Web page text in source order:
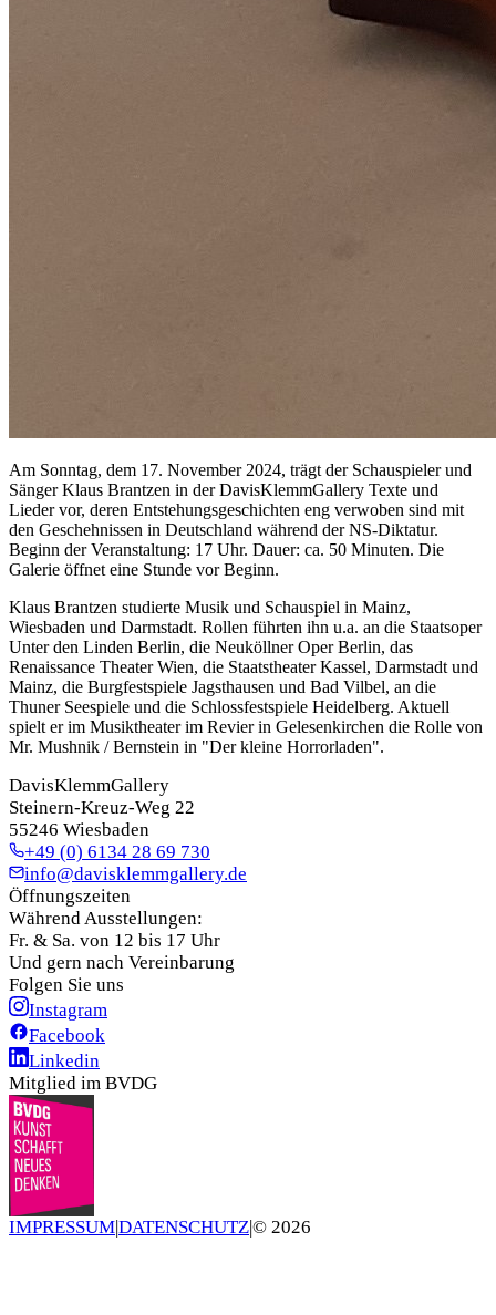
Am Sonntag, dem 17. November 2024, trägt der Schauspieler und
Sänger Klaus Brantzen in der DavisKlemmGallery Texte und
Lieder vor, deren Entstehungsgeschichten eng verwoben sind mit
den Geschehnissen in Deutschland während der NS-Diktatur.
Beginn der Veranstaltung: 17 Uhr. Dauer: ca. 50 Minuten. Die
Galerie öffnet eine Stunde vor Beginn.
Klaus Brantzen studierte Musik und Schauspiel in Mainz,
Wiesbaden und Darmstadt. Rollen führten ihn u.a. an die Staatsoper
Unter den Linden Berlin, die Neuköllner Oper Berlin, das
Renaissance Theater Wien, die Staatstheater Kassel, Darmstadt und
Mainz, die Burgfestspiele Jagsthausen und Bad Vilbel, an die
Thuner Seespiele und die Schlossfestspiele Heidelberg. Aktuell
spielt er im Musiktheater im Revier in Gelesenkirchen die Rolle von
Mr. Mushnik / Bernstein in "Der kleine Horrorladen".
DavisKlemmGallery
Steinern-Kreuz-Weg 22
55246 Wiesbaden
+49 (0) 6134 28 69 730
info@davisklemmgallery.de
Öffnungszeiten
Während Ausstellungen:
Fr. & Sa. von 12 bis 17 Uhr
Und gern nach Vereinbarung
Folgen Sie uns
Instagram
Facebook
Linkedin
Mitglied im BVDG
IMPRESSUM|DATENSCHUTZ|© 2026